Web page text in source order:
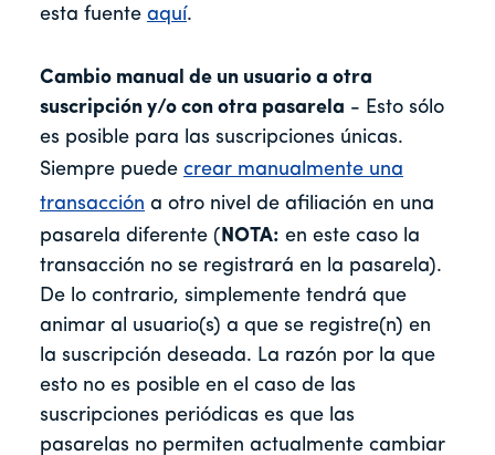
esta fuente aquí.
Cambio manual de un usuario a otra
suscripción y/o con otra pasarela - Esto sólo
es posible para las suscripciones únicas.
Siempre puede crear manualmente una
transacción a otro nivel de afiliación en una
pasarela diferente (NOTA: en este caso la
transacción no se registrará en la pasarela).
De lo contrario, simplemente tendrá que
animar al usuario(s) a que se registre(n) en
la suscripción deseada. La razón por la que
esto no es posible en el caso de las
suscripciones periódicas es que las
pasarelas no permiten actualmente cambiar